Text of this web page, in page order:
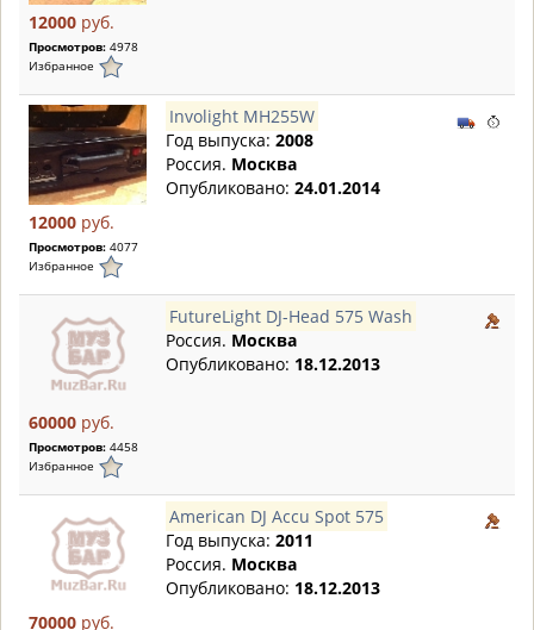
12000 руб.
Просмотров: 4978
Избранное
12000 руб.
Просмотров: 4077
Избранное
Involight MH255W
Год выпуска: 2008
Россия. Москва
Опубликовано: 24.01.2014
60000 руб.
Просмотров: 4458
Избранное
FutureLight DJ-Head 575 Wash
Россия. Москва
Опубликовано: 18.12.2013
70000 руб.
American DJ Accu Spot 575
Год выпуска: 2011
Россия. Москва
Опубликовано: 18.12.2013